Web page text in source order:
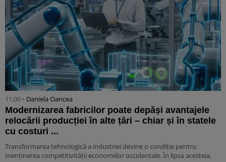
11:00 • Daniela Oancea
Modernizarea fabricilor poate depăși avantajele
relocării producției în alte țări – chiar și în statele
cu costuri ...
Transformarea tehnologică a industriei devine o condiție pentru
menținerea competitivității economiilor occidentale. În lipsa acesteia,